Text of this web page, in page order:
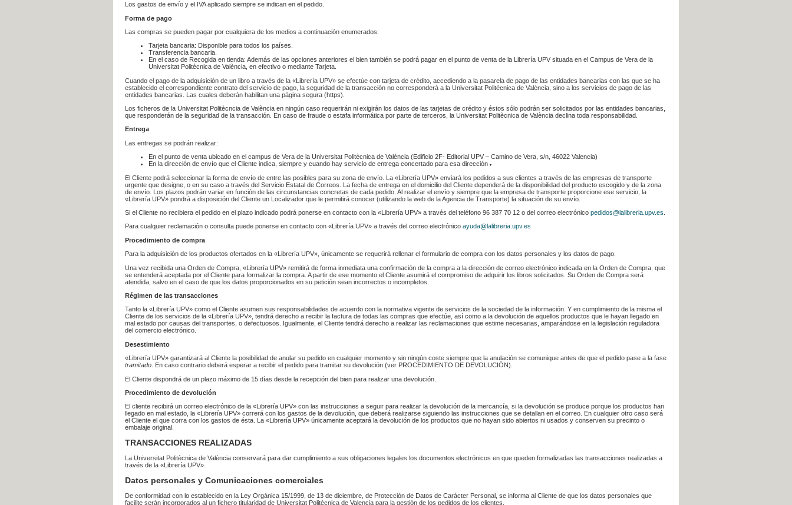
Los gastos de envío y el IVA aplicado siempre se indican en el pedido.
Forma de pago
Las compras se pueden pagar por cualquiera de los medios a continuación enumerados:
Tarjeta bancaria: Disponible para todos los países.
Transferencia bancaria.
En el caso de Recogida en tienda: Además de las opciones anteriores el bien también se podrá pagar en el punto de venta de la Librería UPV situada en el Campus de Vera de la
Universitat Politècnica de València, en efectivo o mediante Tarjeta.
Cuando el pago de la adquisición de un libro a través de la «Librería UPV» se efectúe con tarjeta de crédito, accediendo a la pasarela de pago de las entidades bancarias con las que se ha
establecido el correspondiente contrato del servicio de pago, la seguridad de la transacción no corresponderá a la Universitat Politècnica de València, sino a los servicios de pago de las
entidades bancarias. Las cuales deberán habilitan una página segura (https).
Los ficheros de la Universitat Politècncia de València en ningún caso requerirán ni exigirán los datos de las tarjetas de crédito y éstos sólo podrán ser solicitados por las entidades bancarias,
que responderán de la seguridad de la transacción. En caso de fraude o estafa informática por parte de terceros, la Universitat Politècnica de València declina toda responsabilidad.
Entrega
Las entregas se podrán realizar:
En el punto de venta ubicado en el campus de Vera de la Universitat Politècnica de València (Edificio 2F- Editorial UPV – Camino de Vera, s/n, 46022 Valencia)
En la dirección de envío que el Cliente indica, siempre y cuando hay servicio de entrega concertado para esa dirección .
El Cliente podrá seleccionar la forma de envío de entre las posibles para su zona de envío. La «Librería UPV» enviará los pedidos a sus clientes a través de las empresas de transporte
urgente que designe, o en su caso a través del Servicio Estatal de Correos. La fecha de entrega en el domicilio del Cliente dependerá de la disponibilidad del producto escogido y de la zona
de envío. Los plazos podrán variar en función de las circunstancias concretas de cada pedido. Al realizar el envío y siempre que la empresa de transporte proporcione ese servicio, la
«Librería UPV» pondrá a disposición del Cliente un Localizador que le permitirá conocer (utilizando la web de la Agencia de Transporte) la situación de su envío.
Si el Cliente no recibiera el pedido en el plazo indicado podrá ponerse en contacto con la «Librería UPV» a través del teléfono 96 387 70 12 o del correo electrónico pedidos@lalibreria.upv.es
Para cualquier reclamación o consulta puede ponerse en contacto con «Librería UPV» a través del correo electrónico ayuda@lalibreria.upv.es
Procedimiento de compra
Para la adquisición de los productos ofertados en la «Librería UPV», únicamente se requerirá rellenar el formulario de compra con los datos personales y los datos de pago.
Una vez recibida una Orden de Compra, «Librería UPV» remitirá de forma inmediata una confirmación de la compra a la dirección de correo electrónico indicada en la Orden de Compra, que
se entenderá aceptada por el Cliente para formalizar la compra. A partir de ese momento el Cliente asumirá el compromiso de adquirir los libros solicitados. Su Orden de Compra será
atendida, salvo en el caso de que los datos proporcionados en su petición sean incorrectos o incompletos.
Régimen de las transacciones
Tanto la «Librería UPV» como el Cliente asumen sus responsabilidades de acuerdo con la normativa vigente de servicios de la sociedad de la información. Y en cumplimiento de la misma el
Cliente de los servicios de la «Librería UPV», tendrá derecho a recibir la factura de todas las compras que efectúe, así como a la devolución de aquellos productos que le hayan llegado en
mal estado por causas del transportes, o defectuosos. Igualmente, el Cliente tendrá derecho a realizar las reclamaciones que estime necesarias, amparándose en la legislación reguladora
del comercio electrónico.
Desestimiento
«Librería UPV» garantizará al Cliente la posibilidad de anular su pedido en cualquier momento y sin ningún coste siempre que la anulación se comunique antes de que el pedido pase a la fase
tramitado . En caso contrario deberá esperar a recibir el pedido para tramitar su devolución (ver PROCEDIMIENTO DE DEVOLUCIÓN).
El Cliente dispondrá de un plazo máximo de 15 días desde la recepción del bien para realizar una devolución.
Procedimiento de devolución
El cliente recibirá un correo electrónico de la «Librería UPV» con las instrucciones a seguir para realizar la devolución de la mercancía, si la devolución se produce porque los productos han
llegado en mal estado, la «Librería UPV» correrá con los gastos de la devolución, que deberá realizarse siguiendo las instrucciones que se detallan en el correo. En cualquier otro caso será
el Cliente el que corra con los gastos de ésta. La «Librería UPV» únicamente aceptará la devolución de los productos que no hayan sido abiertos ni usados y conserven su precinto o
embalaje original.
TRANSACCIONES REALIZADAS
La Universitat Politècnica de València conservará para dar cumplimiento a sus obligaciones legales los documentos electrónicos en que queden formalizadas las transacciones realizadas a
través de la «Librería UPV».
Datos personales y Comunicaciones comerciales
De conformidad con lo establecido en la Ley Orgánica 15/1999, de 13 de diciembre, de Protección de Datos de Carácter Personal, se informa al Cliente de que los datos personales que
facilite serán incorporados al un fichero titularidad de Universitat Politècnica de Valencia para la gestión de los pedidos de los clientes.